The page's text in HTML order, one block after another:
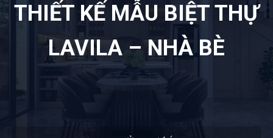
THIẾT KẾ MẪU BIỆT THỰ
LAVILA – NHÀ BÈ